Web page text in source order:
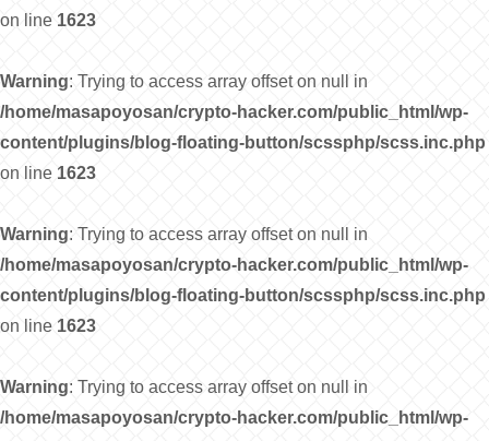
on line 1623
Warning: Trying to access array offset on null in
/home/masapoyosan/crypto-hacker.com/public_html/wp-
content/plugins/blog-floating-button/scssphp/scss.inc.php
on line 1623
Warning: Trying to access array offset on null in
/home/masapoyosan/crypto-hacker.com/public_html/wp-
content/plugins/blog-floating-button/scssphp/scss.inc.php
on line 1623
Warning: Trying to access array offset on null in
/home/masapoyosan/crypto-hacker.com/public_html/wp-